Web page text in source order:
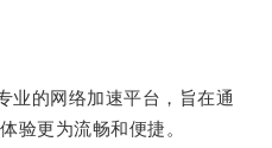
的网络加速平台，旨在通
验更为流畅和便捷。